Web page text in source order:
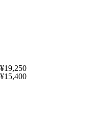
¥19,250
¥15,400